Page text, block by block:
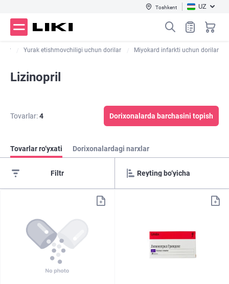
Toshkent UZ
Yurak etishmovchiligi uchun dorilar Miyokard infarkti uchun dorilar
Lizinopril
Tovarlar:4 Dorixonalarda barchasini topish
Tovarlar ro‘yxati Dorixonalardagi narxlar
Filtr